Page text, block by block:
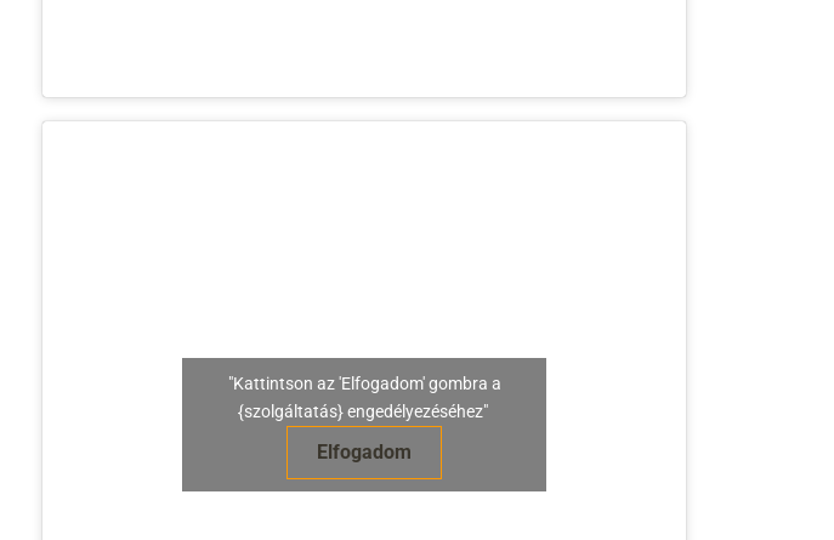
"Kattintson az 'Elfogadom' gombra a
{szolgáltatás} engedélyezéséhez"
Elfogadom